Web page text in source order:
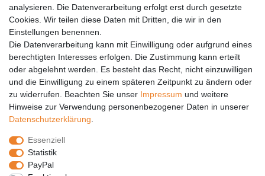
Vertrag widerrufen
PARTNER
DHL
GLS
PaketPLUS
SPONSORING
Malchower SV 90
Malchower Wölfe
analysieren. Die Datenverarbeitung erfolgt erst durch gesetzte
Cookies. Wir teilen diese Daten mit Dritten, die wir in den
Einstellungen benennen.
Die Datenverarbeitung kann mit Einwilligung oder aufgrund eines
berechtigten Interesses erfolgen. Die Zustimmung kann erteilt
oder abgelehnt werden. Es besteht das Recht, nicht einzuwilligen
und die Einwilligung zu einem späteren Zeitpunkt zu ändern oder
zu widerrufen. Beachten Sie unser Impressum und weitere
Hinweise zur Verwendung personenbezogener Daten in unserer
Daten­schutz­erklärung
Essenziell
Statistik
PayPal